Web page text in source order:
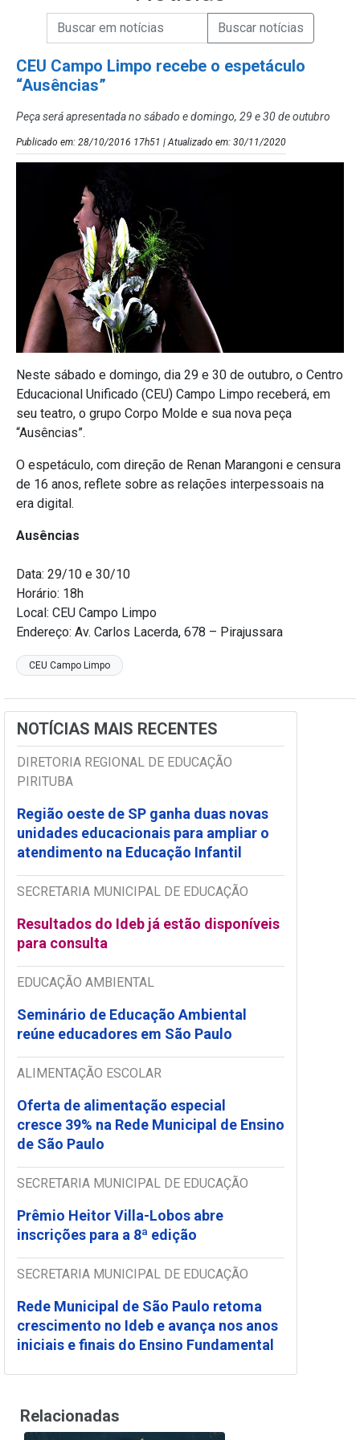
Campo de Busca de Notícias
Campo de Busca de informaçõesEnviar a Busca de Notícias
CEU Campo Limpo recebe o espetáculo
“Ausências”
Peça será apresentada no sábado e domingo, 29 e 30 de outubro
Publicado em: 28/10/2016 17h51 | Atualizado em: 30/11/2020
Neste sábado e domingo, dia 29 e 30 de outubro, o Centro
Educacional Unificado (CEU) Campo Limpo receberá, em
seu teatro, o grupo Corpo Molde e sua nova peça
“Ausências”.
O espetáculo, com direção de Renan Marangoni e censura
de 16 anos, reflete sobre as relações interpessoais na
era digital.
Ausências
Data: 29/10 e 30/10
Horário: 18h
Local: CEU Campo Limpo
Endereço: Av. Carlos Lacerda, 678 – Pirajussara
CEU Campo Limpo
NOTÍCIAS MAIS RECENTES
DIRETORIA REGIONAL DE EDUCAÇÃO
PIRITUBA
Região oeste de SP ganha duas novas
unidades educacionais para ampliar o
atendimento na Educação Infantil
SECRETARIA MUNICIPAL DE EDUCAÇÃO
Resultados do Ideb já estão disponíveis
para consulta
EDUCAÇÃO AMBIENTAL
Seminário de Educação Ambiental
reúne educadores em São Paulo
ALIMENTAÇÃO ESCOLAR
Oferta de alimentação especial
cresce 39% na Rede Municipal de Ensino
de São Paulo
SECRETARIA MUNICIPAL DE EDUCAÇÃO
Prêmio Heitor Villa-Lobos abre
inscrições para a 8ª edição
SECRETARIA MUNICIPAL DE EDUCAÇÃO
Rede Municipal de São Paulo retoma
crescimento no Ideb e avança nos anos
iniciais e finais do Ensino Fundamental
Relacionadas